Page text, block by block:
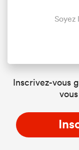
Inscrivez-vous